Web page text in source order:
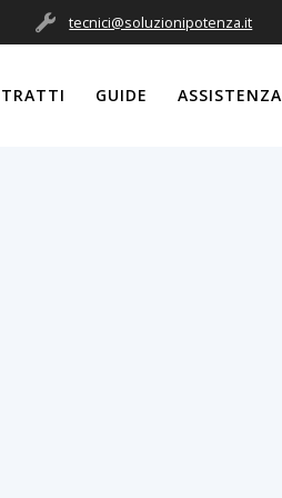
tecnici@soluzionipotenza.it
GUIDE ASSISTENZA